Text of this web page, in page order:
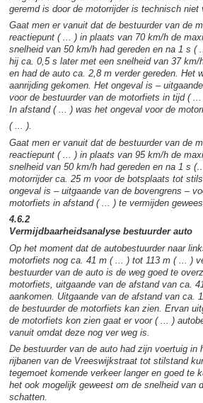
geremd is door de motorrijder is technisch niet
Gaat men er vanuit dat de bestuurder van de
reactiepunt ( ... ) in plaats van 70 km/h de
snelheid van 50 km/h had gereden en na 1 s (
hij ca. 0,5 s later met een snelheid van 37 km/
en had de auto ca. 2,8 m verder gereden. Het
aanrijding gekomen. Het ongeval is –
voor de bestuurder van de motorfiets in tijd (
In afstand ( ... ) was het ongeval voor de
( ... ).
Gaat men er vanuit dat de bestuurder van de
reactiepunt ( ... ) in plaats van 95 km/h de
snelheid van 50 km/h had gereden en na 1 s
motorrijder ca. 25 m voor de botsplaats tot
ongeval is – uitgaande van de bovengrens –
motorfiets in afstand ( ... ) te vermijden
4.6.2
Vermijdbaarheidsanalyse bestuurder auto
Op het moment dat de autobestuurder naar
motorfiets nog ca. 41 m ( ... ) tot 113 m ( ... )
bestuurder van de auto is de weg goed te
motorfiets, uitgaande van de afstand van ca.
aankomen. Uitgaande van de afstand van ca.
de bestuurder de motorfiets kan zien. Ervan
de motorfiets kon zien gaat er voor ( ... )
vanuit omdat deze nog ver weg is.
De bestuurder van de auto had zijn voertuig in
rijbanen van de Vreeswijkstraat tot stilstand
tegemoet komende verkeer langer en goed te
het ook mogelijk geweest om de snelheid van
schatten.